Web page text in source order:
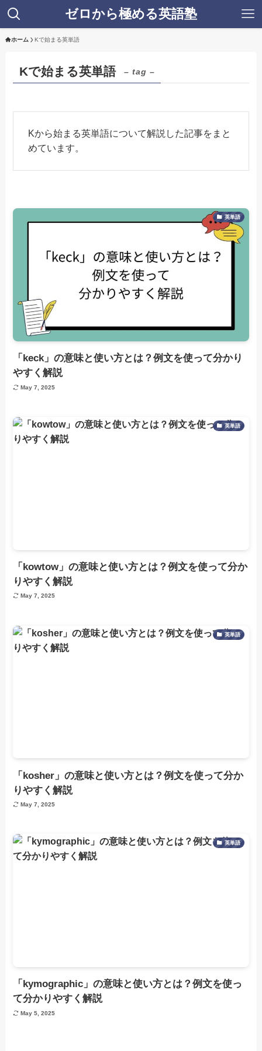
ゼロから極める英語塾
ホーム Kで始まる英単語
Kで始まる英単語 – tag –
Kから始まる英単語について解説した記事をまと
めています。
英単語
「keck」の意味と使い方とは？例文を使って分かり
やすく解説
May 7, 2025
英単語
「kowtow」の意味と使い方とは？例文を使って分か
りやすく解説
May 7, 2025
英単語
「kosher」の意味と使い方とは？例文を使って分か
りやすく解説
May 7, 2025
英単語
「kymographic」の意味と使い方とは？例文を使っ
て分かりやすく解説
May 5, 2025